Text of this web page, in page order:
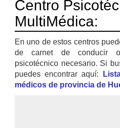
Centro
MultiMédica:
En uno de estos centros
de carnet de conducir
psicotécnico necesario. Si
puedes encontrar aquí:
médicos de provincia de